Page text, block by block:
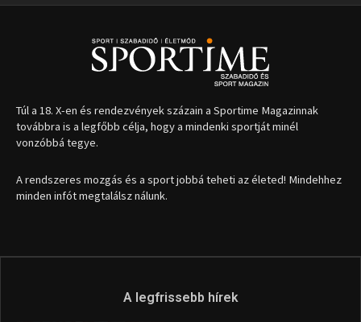
Túl a 18. X-en és rendezvények százain a Sportime Magazinnak
továbbra is a legfőbb célja, hogy a mindenki sportját minél
vonzóbbá tegye.
A rendszeres mozgás és a sport jobbá teheti az életed! Mindehhez
minden infót megtalálsz nálunk.
A legfrissebb hírek